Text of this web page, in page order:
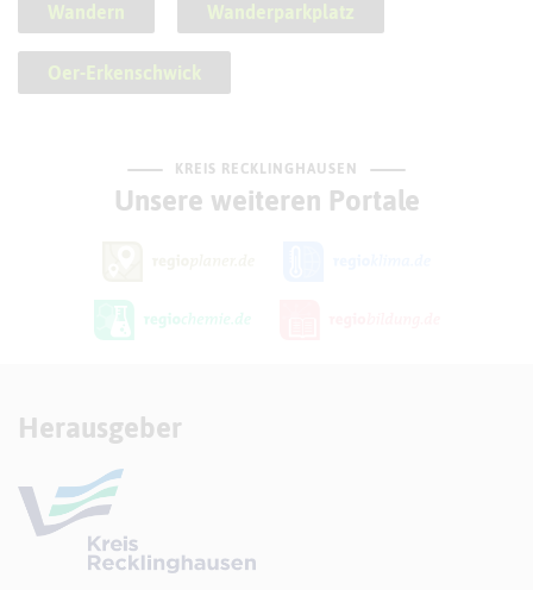
Wandern Wanderparkplatz
Oer-Erkenschwick
KREIS RECKLINGHAUSEN
Unsere weiteren Portale
Herausgeber